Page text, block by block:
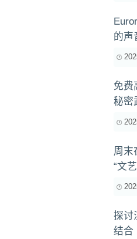
的声
免费
秘密
周末
“文
探讨
结合